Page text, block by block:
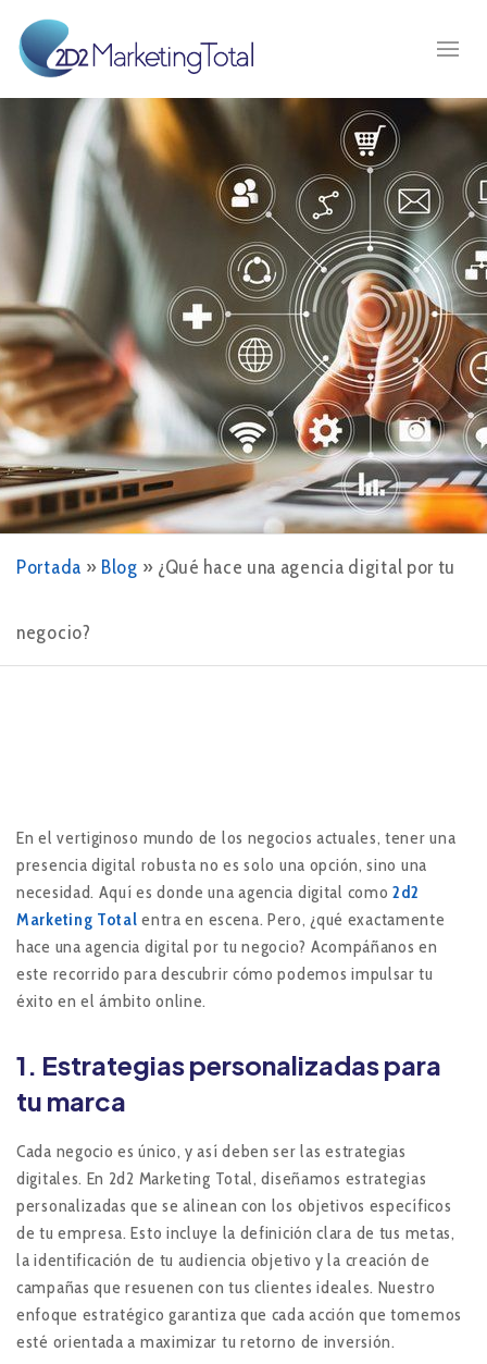
Portada » Blog » ¿Qué hace una agencia digital por tu
negocio?
En el vertiginoso mundo de los negocios actuales, tener una
presencia digital robusta no es solo una opción, sino una
necesidad. Aquí es donde una agencia digital como2d2
Marketing Total entra en escena. Pero, ¿qué exactamente
hace una agencia digital por tu negocio? Acompáñanos en
este recorrido para descubrir cómo podemos impulsar tu
éxito en el ámbito online.
1. Estrategias personalizadas para
tu marca
Cada negocio es único, y así deben ser las estrategias
digitales. En 2d2 Marketing Total, diseñamos estrategias
personalizadas que se alinean con los objetivos específicos
de tu empresa. Esto incluye la definición clara de tus metas,
la identificación de tu audiencia objetivo y la creación de
campañas que resuenen con tus clientes ideales. Nuestro
enfoque estratégico garantiza que cada acción que tomemos
esté orientada a maximizar tu retorno de inversión.